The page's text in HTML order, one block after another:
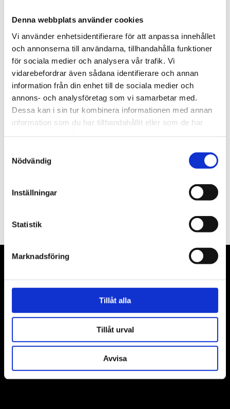
Denna webbplats använder cookies
Vi använder enhetsidentifierare för att anpassa innehållet
och annonserna till användarna, tillhandahålla funktioner
för sociala medier och analysera vår trafik. Vi
vidarebefordrar även sådana identifierare och annan
information från din enhet till de sociala medier och
annons- och analysföretag som vi samarbetar med.
Dessa kan i sin tur kombinera informationen med annan
information som du har tillhandahållit eller som de har
Nödvändig
Inställningar
Statistik
Marknadsföring
Tillåt alla
Tillåt urval
Avvisa
st Lägg i varukorgen
Finns i lager
Beskrivning
Adress: Elementvägen 7, 702 27 Örebro
Eller ring oss:019-20 73 30